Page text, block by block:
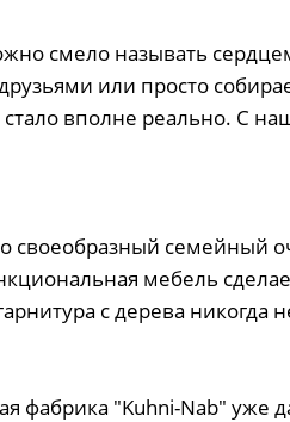
смело называть
или просто
вполне реально. С
своеобразный семейный
мебель
с дерева
фабрика "Kuhni-Nab"